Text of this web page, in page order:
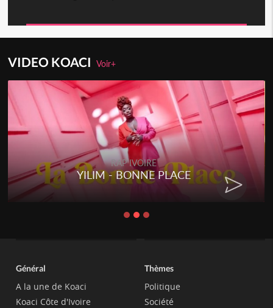
VIDEO KOACIVoir+
RAP IVOIRE
YILIM - BONNE PLACE
Général
A la une de Koaci
Koaci Côte d'Ivoire
Thèmes
Politique
Société